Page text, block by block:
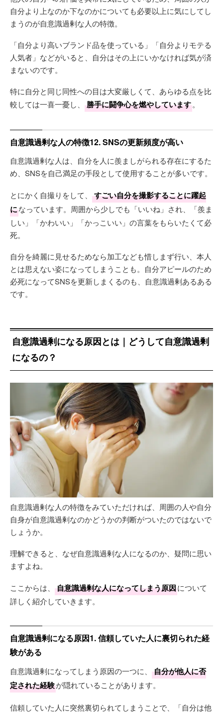
自分より上なのか下なのかについても必要以上に気にしてし
まうのが自意識過剰な人の特徴。
「自分より高いブランド品を使っている」「自分よりモテる
人気者」などがいると、自分はその上にいかなければ気が済
まないのです。
特に自分と同じ同性への目は大変厳しくて、あらゆる点を比
較しては一喜一憂し、
勝手に闘争心を燃やしています。
自意識過剰な人の特徴12. SNSの更新頻度が高い
自意識過剰な人は、自分を人に羨ましがられる存在にするた
め、SNSを自己満足の手段として使用することが多いです。
とにかく自撮りをして、
すごい自分を撮影することに躍起
になっています。周囲から少しでも「いいね」され、「羨ま
しい」「かわいい」「かっこいい」の言葉をもらいたくて必
死。
自分を綺麗に見せるためなら加工なども惜しまず行い、本人
とは思えない姿になってしまうことも。自分アピールのため
必死になってSNSを更新しまくるのも、自意識過剰あるある
です。
自意識過剰になる原因とは｜どうして自意識過剰
になるの？
自意識過剰な人の特徴をみていただければ、周囲の人や自分
自身が自意識過剰なのかどうかの判断がついたのではないで
しょうか。
理解できると、なぜ自意識過剰な人になるのか、疑問に思い
ますよね。
ここからは、 自意識過剰な人になってしまう原因について
詳しく紹介していきます。
自意識過剰になる原因1. 信頼していた人に裏切られた経
験がある
自意識過剰になってしまう原因の一つに、
自分が他人に否
定された経験が隠れていることがあります。
信頼していた人に突然裏切られてしまうことで、「自分は他